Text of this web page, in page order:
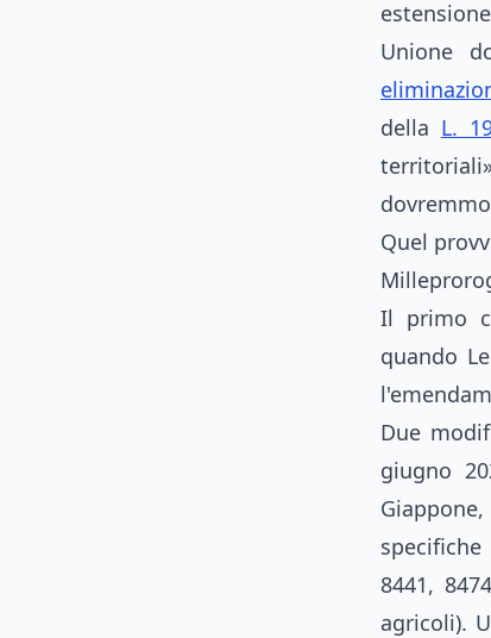
Unione
della L.
Quel
Il primo
quando
Due
giugno
8441,
agricoli).